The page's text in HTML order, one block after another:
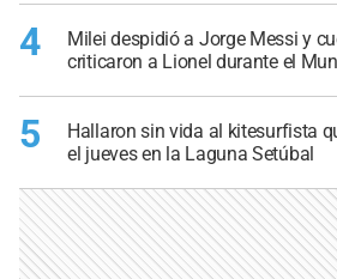
4
Milei despidió a Jorge Messi y
criticaron a Lionel durante el
5
Hallaron sin vida al kitesurfista
el jueves en la Laguna Setúbal